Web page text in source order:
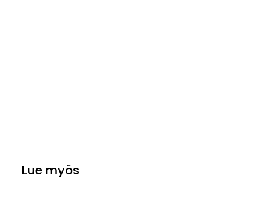
Lue myös